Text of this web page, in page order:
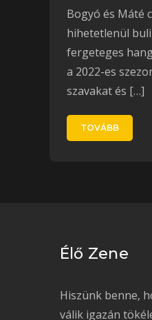
Bogyó és Máté
hihetetlenül
fergeteges
a 2022-es
szavakat és […]
TOVÁBB
Élő Zene
Hiszünk benne,
válik igazán